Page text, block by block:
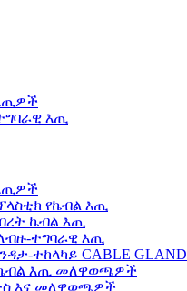
እጢ
የኬብል እጢ
ኬብል እጢ
ተግባራዊ እጢ
ተከላካይ CABLE GLAND
እጢ መለዋወጫዎች
እና መለዋወጫዎች